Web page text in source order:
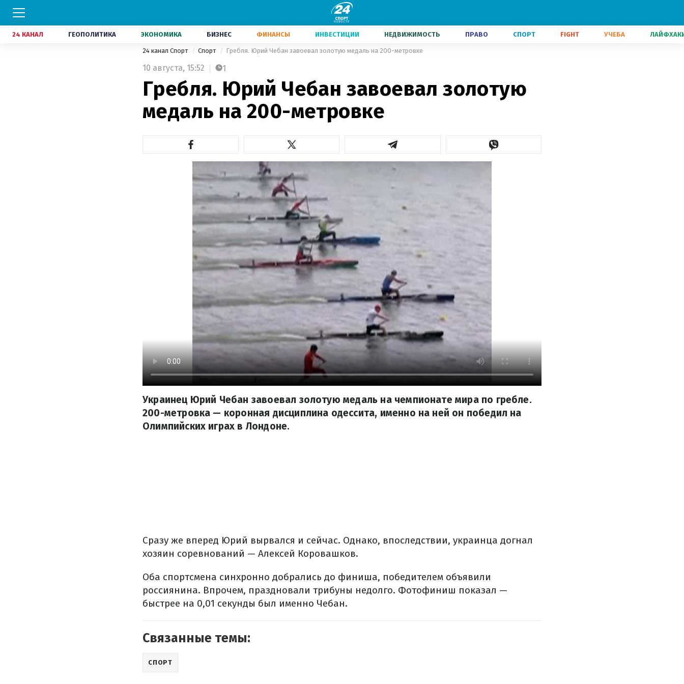
24 КАНАЛ ГЕОПОЛИТИКА ЭКОНОМИКА БИЗНЕС ФИНАНСЫ ИНВЕСТИЦИИ НЕДВИЖИМОСТЬ ПРАВО СПОРТ FIGHT УЧЕБА
24 канал Спорт Спорт Гребля. Юрий Чебан завоевал золотую медаль на 200-метровке
10 августа, 15:52 1
Гребля. Юрий Чебан завоевал золотую
медаль на 200-метровке
Украинец Юрий Чебан завоевал золотую медаль на чемпионате мира по гребле.
200-метровка — коронная дисциплина одессита, именно на ней он победил на
Олимпийских играх в Лондоне.
Сразу же вперед Юрий вырвался и сейчас. Однако, впоследствии, украинца догнал
хозяин соревнований — Алексей Коровашков.
Оба спортсмена синхронно добрались до финиша, победителем объявили
россиянина. Впрочем, праздновали трибуны недолго. Фотофиниш показал —
быстрее на 0,01 секунды был именно Чебан.
Связанные темы:
СПОРТ